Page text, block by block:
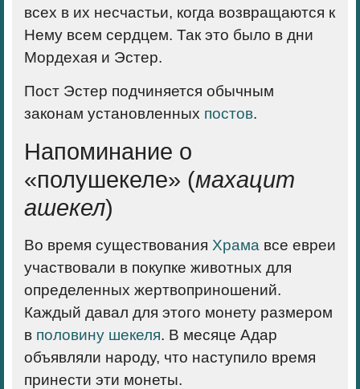
всех в их несчастьи, когда возвращаются к
Нему всем сердцем. Так это было в дни
Мордехая и Эстер.
Пост Эстер подчиняется обычным
законам установленных постов.
Напоминание о
«полушекеле» (махацит
ашекел)
Во время существования Храма все евреи
участвовали в покупке животных для
определенных жертвоприношений.
Каждый давал для этого монету размером
в половину шекеля. В месяце Адар
объявляли народу, что наступило время
принести эти монеты.